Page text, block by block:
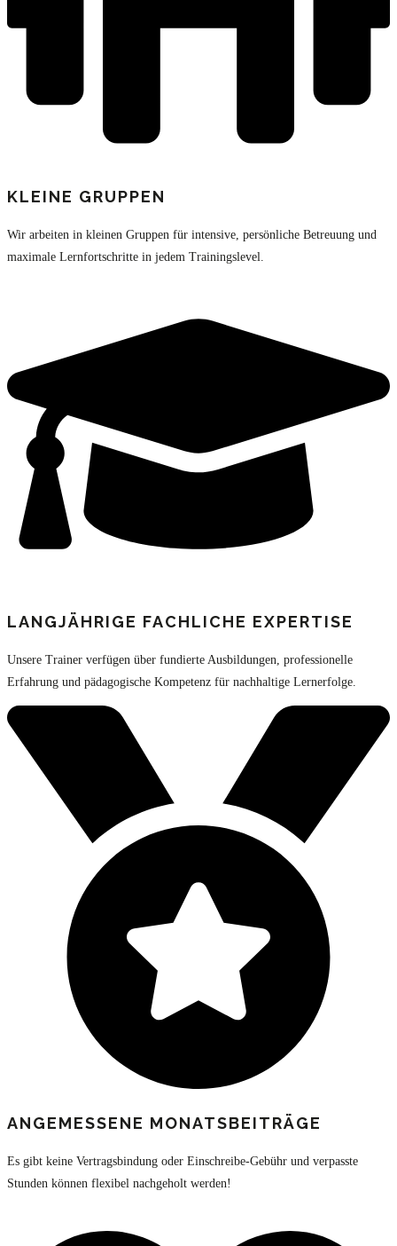
KLEINE GRUPPEN
Wir arbeiten in kleinen Gruppen für intensive, persönliche Betreuung und
maximale Lernfortschritte in jedem Trainingslevel.
LANGJÄHRIGE FACHLICHE EXPERTISE
Unsere Trainer verfügen über fundierte Ausbildungen, professionelle
Erfahrung und pädagogische Kompetenz für nachhaltige Lernerfolge.
ANGEMESSENE MONATSBEITRÄGE
Es gibt keine Vertragsbindung oder Einschreibe-Gebühr und verpasste
Stunden können flexibel nachgeholt werden!